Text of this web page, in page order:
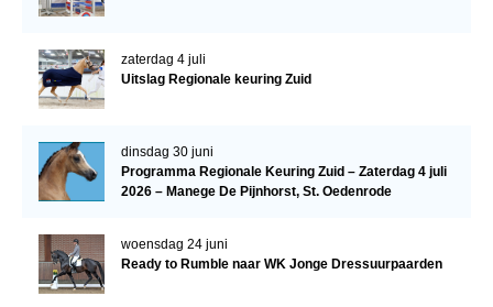
Word vrijiwilliger
KALENDER
Evenementen
ACCOUNT AANMAKEN
zaterdag 4 juli
Uitslag Regionale keuring Zuid
dinsdag 30 juni
Programma Regionale Keuring Zuid – Zaterdag 4 juli
2026 – Manege De Pijnhorst, St. Oedenrode
woensdag 24 juni
Ready to Rumble naar WK Jonge Dressuurpaarden